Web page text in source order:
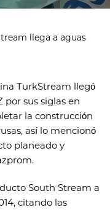
llega a aguas
TurkStream llegó
por sus siglas en
la construcción
así lo mencionó
planeado y
South Stream a
citando las